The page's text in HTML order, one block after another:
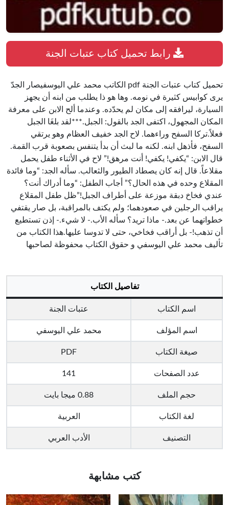
تحميل كتاب عتبات الجنة pdf الكاتب محمد علي اليوسفيصار الجدّ
يرى كوابيس كثيرة في نومه. وها هو ذا يطلب من ابنه أن يجهز
السيارة، ليرافقه إلى مكان لم يحدّده. وعندما ألح الابن على معرفة
المكان المجهول، اكتفى الجد بالقول: الجبل.***لقد بلغَا الجبل
فعلاً.تركا السفح وراءهما. لاح الجد خفيف العظام وهو يرتقي
السفح، فأذهل ابنه. لكنه ما لبث أن بدأ يتنفس بصعوبة قرب القمة.
قال الابن: “يكفي! يكفي! أنت مرهق!” لاح في الأثناء طفل يحمل
مقلاعاً. قال إنه كان يصطاد الطيور والثعالب. سأله الجد: “وما فائدة
المقلاع وحده في هذه الحال؟” أجاب الطفل: “وما أدراك أنت؟
عندي فخاخ دبقة موزعة على أطراف الجبل!”ظل طفل المقلاع
يراقب الرجلين في صعودهما؛ ولم يكتف بالمراقبة، بل صار يقتفي
خطواتهما عن بعد.- ماذا تريد؟ سأله الأب.- لا شيء.- إذن تستطيع
أن تذهب!- بل أراقب فخاخي، حتى لا تدوسا عليها.هذا الكتاب من
تأليف محمد علي اليوسفي و حقوق الكتاب محفوظة لصاحبها
تفاصيل الكتاب
اسم الكتاب عتبات الجنة
اسم المؤلف محمد علي اليوسفي
صيغة الكتاب PDF
عدد الصفحات 141
حجم الملف 0.88 ميجا بايت
لغة الكتاب العربية
التصنيف الأدب العربي
كتب مشابهة